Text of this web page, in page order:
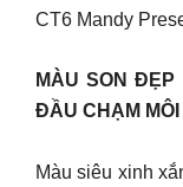
CT6 Mandy
MÀU SON ĐẸP
ĐẦU CHẠM MÔI
Màu siêu xinh